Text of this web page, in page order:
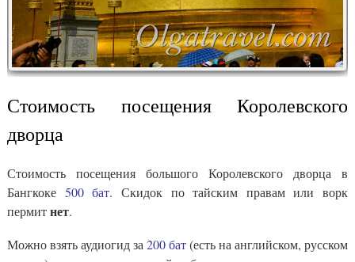
Стоимость посещения Королевского
дворца
Стоимость посещения большого Королевского дворца в
Бангкоке 500 бат. Скидок по тайским правам или ворк
пермитнет.
Можно взять аудиогид за200 бат(есть на английском, русском